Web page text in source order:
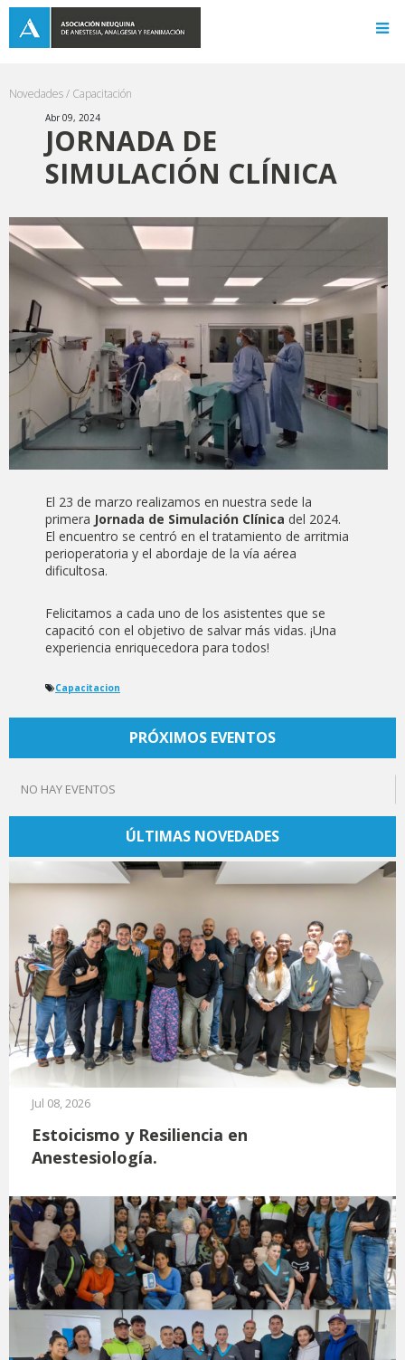
Novedades / Capacitación
Abr 09, 2024
JORNADA DE
SIMULACIÓN CLÍNICA
El 23 de marzo realizamos en nuestra sede la
primera Jornada de Simulación Clínica del 2024.
El encuentro se centró en el tratamiento de arritmia
perioperatoria y el abordaje de la vía aérea
dificultosa.
Felicitamos a cada uno de los asistentes que se
capacitó con el objetivo de salvar más vidas. ¡Una
experiencia enriquecedora para todos!
Capacitacion
PRÓXIMOS EVENTOS
NO HAY EVENTOS
ÚLTIMAS NOVEDADES
Jul 08, 2026
Estoicismo y Resiliencia en
Anestesiología.